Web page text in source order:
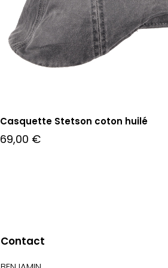
Casquette Stetson coton huilé
69,00 €
Contact